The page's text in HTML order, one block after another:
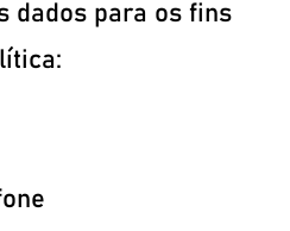
dados para os fins